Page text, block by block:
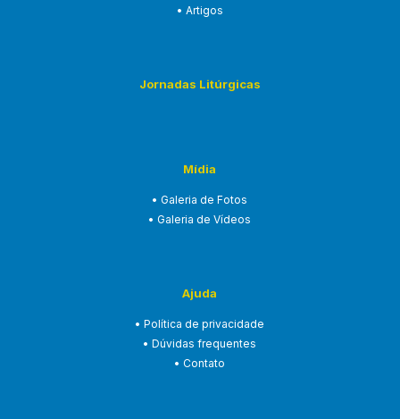
• Artigos
Jornadas Litúrgicas
Mídia
• Galeria de Fotos
• Galeria de Vídeos
Ajuda
• Política de privacidade
• Dúvidas frequentes
• Contato